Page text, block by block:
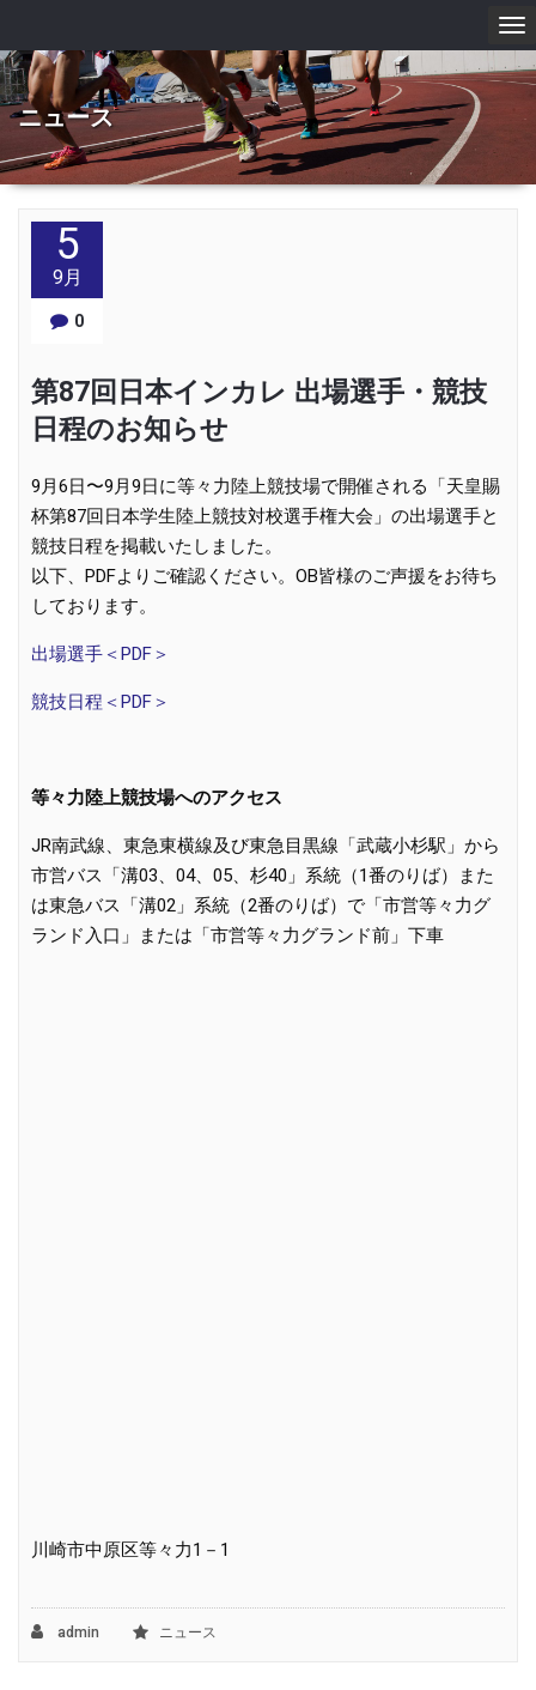
ニュース
5
9月
0
第87回日本インカレ 出場選手・競技
日程のお知らせ
9月6日〜9月9日に等々力陸上競技場で開催される「天皇賜
杯第87回日本学生陸上競技対校選手権大会」の出場選手と
競技日程を掲載いたしました。
以下、PDFよりご確認ください。OB皆様のご声援をお待ち
しております。
出場選手＜PDF＞
競技日程＜PDF＞
等々力陸上競技場へのアクセス
JR南武線、東急東横線及び東急目黒線「武蔵小杉駅」から
市営バス「溝03、04、05、杉40」系統（1番のりば）また
は東急バス「溝02」系統（2番のりば）で「市営等々力グ
ランド入口」または「市営等々力グランド前」下車
川崎市中原区等々力1－1
admin ニュース